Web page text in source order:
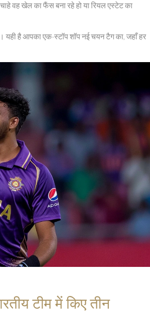
वह खेल का फैंस बना रहे हो या रियल एस्टेट का
है आपका एक-स्टॉप शॉप नई चयन टैग का, जहाँ हर
टीम में किए तीन